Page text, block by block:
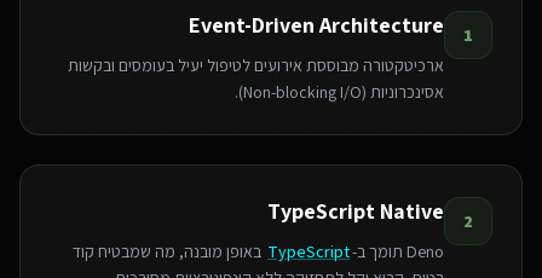
1
Event-Driven Architecture
ארכיטקטורה מבוססת אירועים לטיפול יעיל בעומסים ובקשות
אסינכרוניות (Non-blocking I/O).
2
TypeScript Native
Deno תומך ב- TypeScript באופן מובנה, מה שמבטיח קוד